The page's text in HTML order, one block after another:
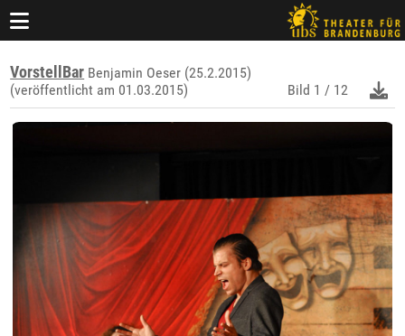
VorstellBar Benjamin Oeser (25.2.2015)
(veröffentlicht am 01.03.2015)
Bild 1 / 12